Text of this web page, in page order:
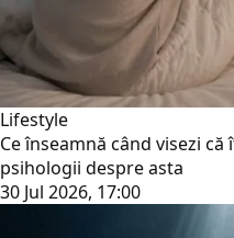
Lifestyle
Ce înseamnă când visezi
psihologii despre asta
30 Jul 2026, 17:00